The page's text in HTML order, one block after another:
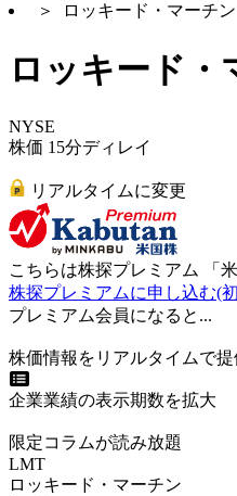
＞
ロッキード・マーチン
ロッキード
NYSE
株価 15分ディレイ
リアルタイムに変更
こちらは株探プレミアム 「
株探プレミアムに申し込む(
プレミアム会員になると...
株価情報をリアルタイムで提
企業業績の表示期数を拡大
限定コラムが読み放題
LMT
ロッキード・マーチン